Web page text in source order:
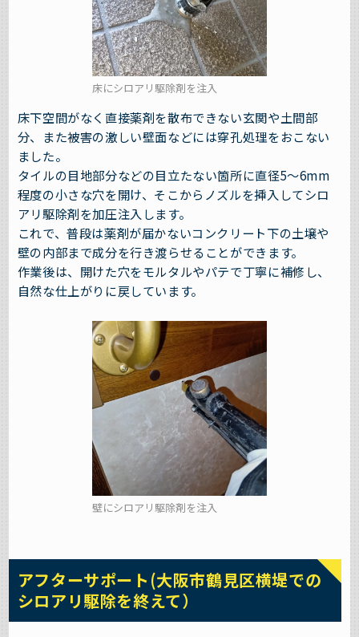
床にシロアリ駆除剤を注入
床下空間がなく直接薬剤を散布できない玄関や土間部
分、また被害の激しい壁面などには穿孔処理をおこない
ました。
タイルの目地部分などの目立たない箇所に直径5～6mm
程度の小さな穴を開け、そこからノズルを挿入してシロ
アリ駆除剤を加圧注入します。
これで、普段は薬剤が届かないコンクリート下の土壌や
壁の内部まで成分を行き渡らせることができます。
作業後は、開けた穴をモルタルやパテで丁寧に補修し、
自然な仕上がりに戻しています。
壁にシロアリ駆除剤を注入
アフターサポート(大阪市鶴見区横堤での
シロアリ駆除を終えて）